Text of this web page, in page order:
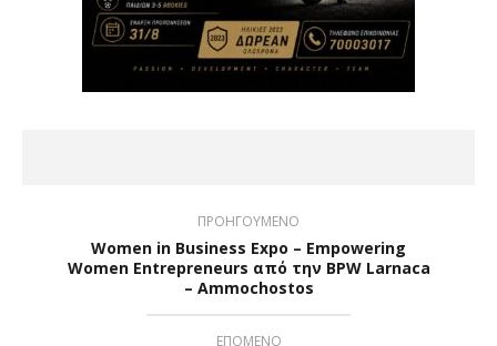
ΠΡΟΗΓΟΥΜΕΝΟ
Women in Business Expo – Empowering
Women Entrepreneurs από την BPW Larnaca
– Ammochostos
ΕΠΟΜΕΝΟ